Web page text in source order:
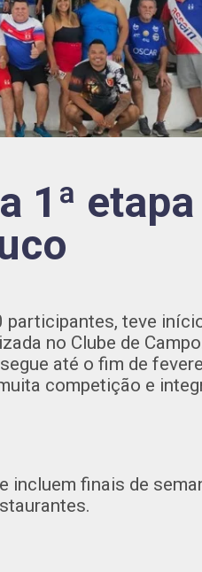
1ª
participantes, teve
no Clube de
até o fim de
competição e
incluem finais de